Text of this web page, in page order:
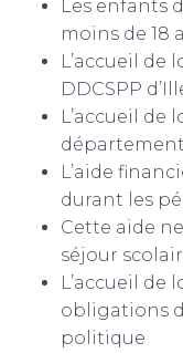
Les enfants
moins de 18
L’accueil de
DDCSPP
L’accueil de
L’aide
durant les
Cette aide
séjour
L’accueil de
obligations
politique